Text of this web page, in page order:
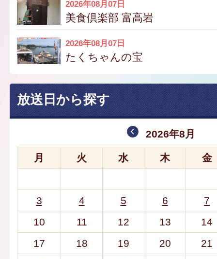
2026年08月07日
美食倶楽部 富高岩
2026年08月07日
たくちゃんの宝
放送日から探す
2026年8月
月 火 水 木 金
3 4 5 6
7
10
11 12 13
14
17
18 19 20
21